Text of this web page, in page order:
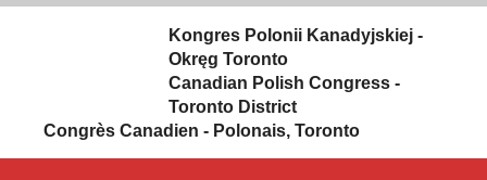
Kongres Polonii Kanadyjskiej -
Okręg Toronto
Canadian Polish Congress -
Toronto District
Congrès Canadien - Polonais, Toronto